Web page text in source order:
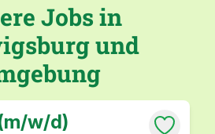
Jobs in
und
w/d)